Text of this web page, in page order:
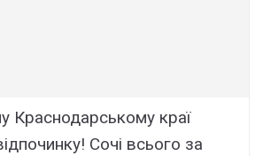
Краснодарському краї
Сочі всього за